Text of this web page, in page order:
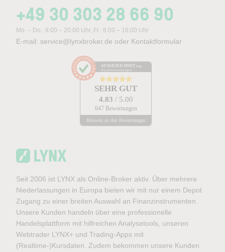
+49 30 303 28 66 90
Mo. – Do.: 8:00 – 20:00 Uhr, Fr.: 8:00 – 18:00 Uhr
E-mail: service@lynxbroker.de oder Kontaktformular
AUSGEZEICHNET .org
Kundenbewertungen
SEHR GUT
4.83 / 5.00
647 Bewertungen
Hinweis zu den Bewertungen
Seit 2006 ist LYNX als Online-Broker aktiv. Über mehrere
Niederlassungen in Europa bieten wir mit nur einem Depot
Zugang zu einer breiten Auswahl an Finanzinstrumenten.
Unsere Kunden handeln über eine professionelle
Handelsplattform mit hilfreichen Analysetools, unseren
Webtrader LYNX+ und Trading-Apps mit
(Realtime-)Kursdaten. Zudem bekommen unsere Kunden